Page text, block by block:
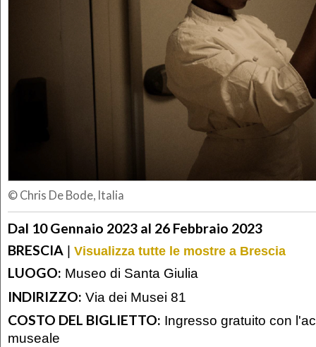
© Chris De Bode, Italia
Dal 10 Gennaio 2023 al 26 Febbraio 2023
BRESCIA | Visualizza tutte le mostre a Brescia
LUOGO: Museo di Santa Giulia
INDIRIZZO: Via dei Musei 81
COSTO DEL BIGLIETTO: Ingresso gratuito con
museale